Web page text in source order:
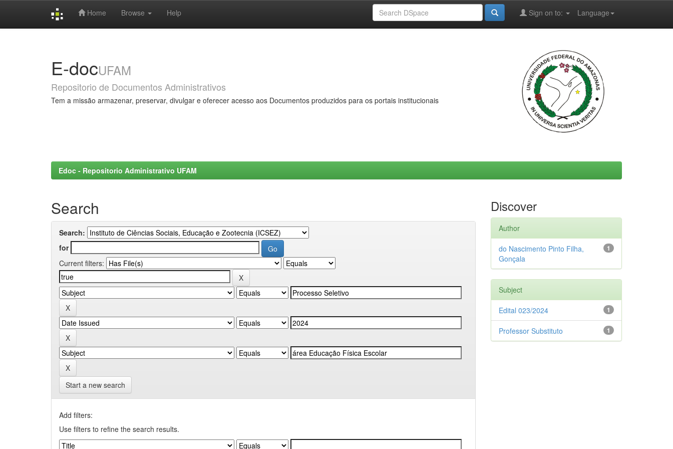
Home Browse Help Language
Sign on to:
E-docUFAM
Repositorio de Documentos Administrativos
Tem a missão armazenar, preservar, divulgar e oferecer acesso aos Documentos produzidos para os portais institucionais
Edoc - Repositorio Administrativo UFAM
Search
Search:
for
Current filters:
Start a new search
Add filters:
Use filters to refine the search results.
Discover
Author
1
do Nascimento Pinto Filha,
Gonçala
Subject
1
Edital 023/2024
1
Professor Substituto